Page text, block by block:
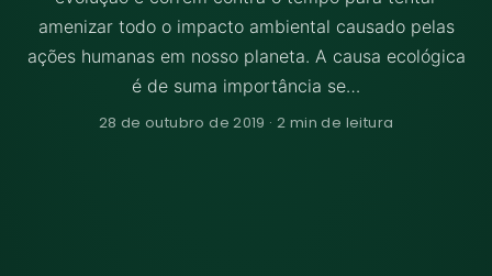
amenizar todo o impacto ambiental causado pelas
ações humanas em nosso planeta. A causa ecológica
é de suma importância se…
28 de outubro de 2019 · 2 min de leitura